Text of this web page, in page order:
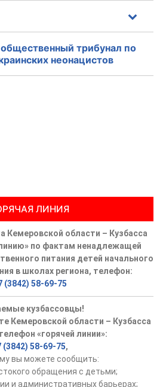
трибунал по
неонацистов
ЛИНИЯ
Кемеровской области – Кузбасса
по фактам ненадлежащей
питания детей начального
в школах региона, телефон:
(3842) 58-69-75
кузбассовцы!
Кемеровской области – Кузбасса
«горячей линии»:
(3842) 58-69-75,
вы можете сообщить:
обращения с детьми;
и административных барьерах;